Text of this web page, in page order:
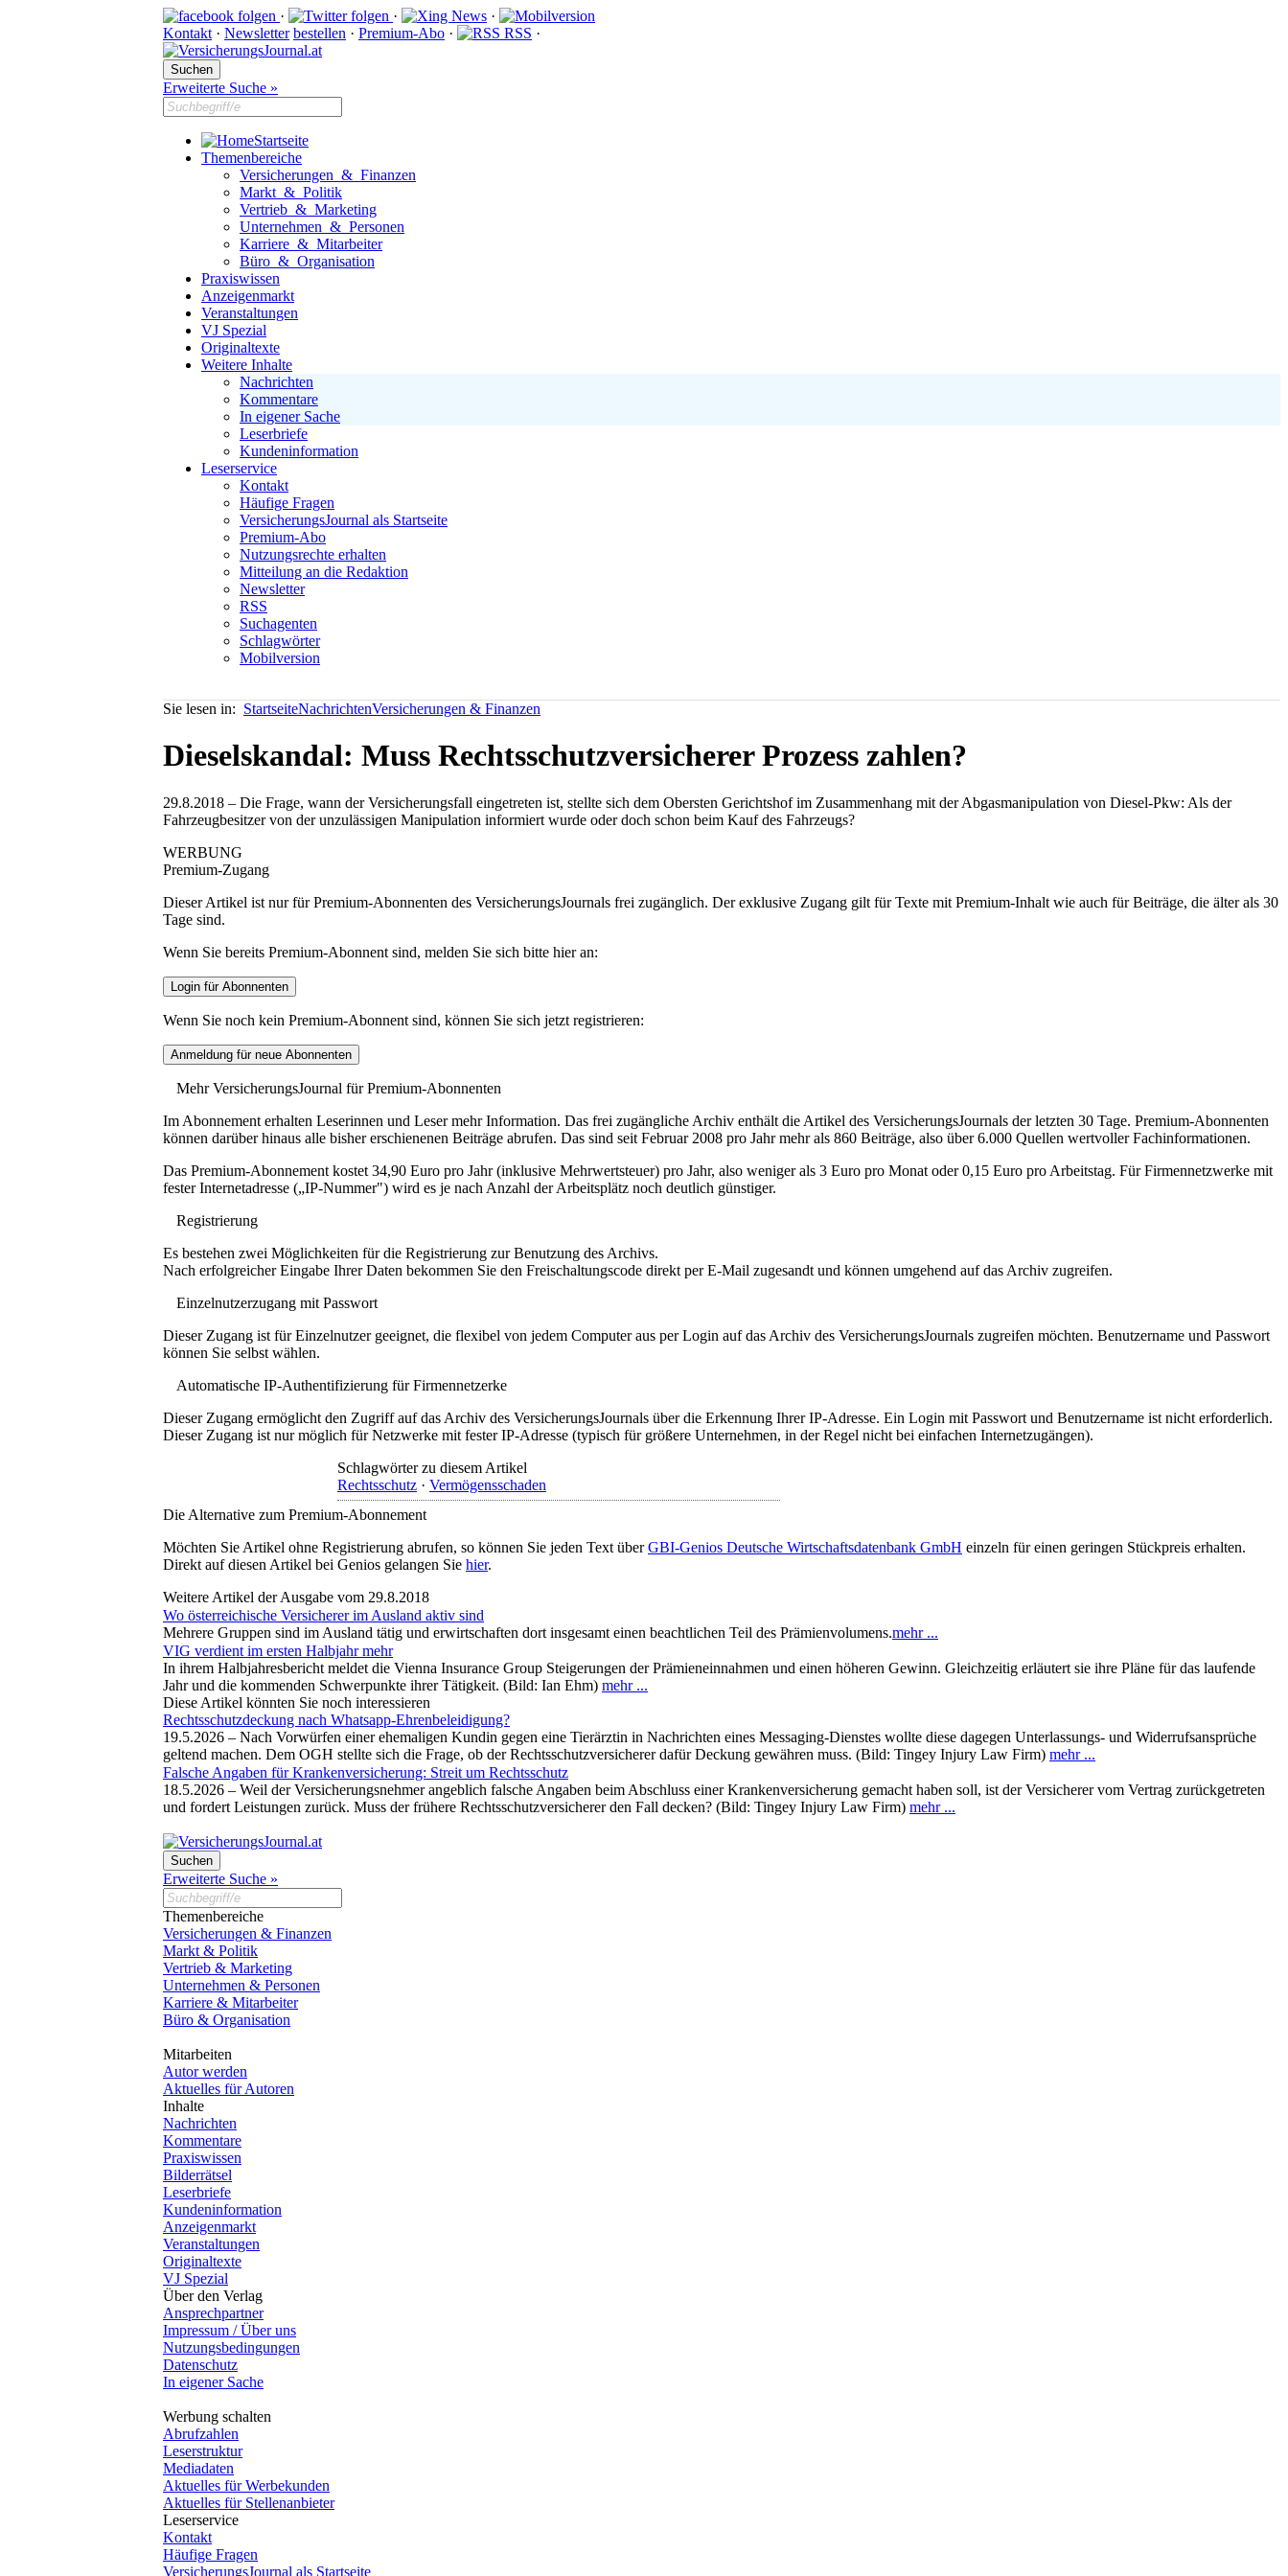
· ·
·
Kontakt · Newsletter bestellen · Premium-Abo · RSS ·
Erweiterte Suche »
Startseite
Themenbereiche
Versicherungen & Finanzen
Markt & Politik
Vertrieb & Marketing
Unternehmen & Personen
Karriere & Mitarbeiter
Büro & Organisation
Praxiswissen
Anzeigenmarkt
Veranstaltungen
VJ Spezial
Originaltexte
Weitere Inhalte
Nachrichten
Kommentare
In eigener Sache
Leserbriefe
Kundeninformation
Leserservice
Kontakt
Häufige Fragen
VersicherungsJournal als Startseite
Premium-Abo
Nutzungsrechte erhalten
Mitteilung an die Redaktion
Newsletter
RSS
Suchagenten
Schlagwörter
Mobilversion
Sie lesen in: StartseiteNachrichtenVersicherungen & Finanzen
Dieselskandal: Muss Rechtsschutzversicherer Prozess zahlen?
29.8.2018 – Die Frage, wann der Versicherungsfall eingetreten ist, stellte sich dem Obersten Gerichtshof im Zusammenhang mit der Abgasmanipulation von Diesel-Pkw: Als der
Fahrzeugbesitzer von der unzulässigen Manipulation informiert wurde oder doch schon beim Kauf des Fahrzeugs?
WERBUNG
Premium-Zugang
Dieser Artikel ist nur für Premium-Abonnenten des VersicherungsJournals frei zugänglich. Der exklusive Zugang gilt für Texte mit Premium-Inhalt wie auch für Beiträge, die älter als 30
Tage sind.
Wenn Sie bereits Premium-Abonnent sind, melden Sie sich bitte hier an:
Wenn Sie noch kein Premium-Abonnent sind, können Sie sich jetzt registrieren:
Mehr VersicherungsJournal für Premium-Abonnenten
Im Abonnement erhalten Leserinnen und Leser mehr Information. Das frei zugängliche Archiv enthält die Artikel des VersicherungsJournals der letzten 30 Tage. Premium-Abonnenten
können darüber hinaus alle bisher erschienenen Beiträge abrufen. Das sind seit Februar 2008 pro Jahr mehr als 860 Beiträge, also über 6.000 Quellen wertvoller Fachinformationen.
Das Premium-Abonnement kostet 34,90 Euro pro Jahr (inklusive Mehrwertsteuer) pro Jahr, also weniger als 3 Euro pro Monat oder 0,15 Euro pro Arbeitstag. Für Firmennetzwerke mit
fester Internetadresse („IP-Nummer") wird es je nach Anzahl der Arbeitsplätz noch deutlich günstiger.
Registrierung
Es bestehen zwei Möglichkeiten für die Registrierung zur Benutzung des Archivs.
Nach erfolgreicher Eingabe Ihrer Daten bekommen Sie den Freischaltungscode direkt per E-Mail zugesandt und können umgehend auf das Archiv zugreifen.
Einzelnutzerzugang mit Passwort
Dieser Zugang ist für Einzelnutzer geeignet, die flexibel von jedem Computer aus per Login auf das Archiv des VersicherungsJournals zugreifen möchten. Benutzername und Passwort
können Sie selbst wählen.
Automatische IP-Authentifizierung für Firmennetzerke
Dieser Zugang ermöglicht den Zugriff auf das Archiv des VersicherungsJournals über die Erkennung Ihrer IP-Adresse. Ein Login mit Passwort und Benutzername ist nicht erforderlich.
Dieser Zugang ist nur möglich für Netzwerke mit fester IP-Adresse (typisch für größere Unternehmen, in der Regel nicht bei einfachen Internetzugängen).
Schlagwörter zu diesem Artikel
Rechtsschutz · Vermögensschaden
Die Alternative zum Premium-Abonnement
Möchten Sie Artikel ohne Registrierung abrufen, so können Sie jeden Text überGBI-Genios Deutsche Wirtschaftsdatenbank GmbH einzeln für einen geringen Stückpreis erhalten.
Direkt auf diesen Artikel bei Genios gelangen Sie hier.
Weitere Artikel der Ausgabe vom 29.8.2018
Wo österreichische Versicherer im Ausland aktiv sind
Mehrere Gruppen sind im Ausland tätig und erwirtschaften dort insgesamt einen beachtlichen Teil des Prämienvolumens.mehr ...
VIG verdient im ersten Halbjahr mehr
In ihrem Halbjahresbericht meldet die Vienna Insurance Group Steigerungen der Prämieneinnahmen und einen höheren Gewinn. Gleichzeitig erläutert sie ihre Pläne für das laufende
Jahr und die kommenden Schwerpunkte ihrer Tätigkeit. (Bild: Ian Ehm) mehr ...
Diese Artikel könnten Sie noch interessieren
Rechtsschutzdeckung nach Whatsapp-Ehrenbeleidigung?
19.5.2026 – Nach Vorwürfen einer ehemaligen Kundin gegen eine Tierärztin in Nachrichten eines Messaging-Dienstes wollte diese dagegen Unterlassungs- und Widerrufsansprüche
geltend machen. Dem OGH stellte sich die Frage, ob der Rechtsschutzversicherer dafür Deckung gewähren muss. (Bild: Tingey Injury Law Firm) mehr ...
Falsche Angaben für Krankenversicherung: Streit um Rechtsschutz
18.5.2026 – Weil der Versicherungsnehmer angeblich falsche Angaben beim Abschluss einer Krankenversicherung gemacht haben soll, ist der Versicherer vom Vertrag zurückgetreten
und fordert Leistungen zurück. Muss der frühere Rechtsschutzversicherer den Fall decken? (Bild: Tingey Injury Law Firm) mehr ...
Erweiterte Suche »
Themenbereiche
Versicherungen & Finanzen
Markt & Politik
Vertrieb & Marketing
Unternehmen & Personen
Karriere & Mitarbeiter
Büro & Organisation
Mitarbeiten
Autor werden
Aktuelles für Autoren
Inhalte
Nachrichten
Kommentare
Praxiswissen
Bilderrätsel
Leserbriefe
Kundeninformation
Anzeigenmarkt
Veranstaltungen
Originaltexte
VJ Spezial
Über den Verlag
Ansprechpartner
Impressum / Über uns
Nutzungsbedingungen
Datenschutz
In eigener Sache
Werbung schalten
Abrufzahlen
Leserstruktur
Mediadaten
Aktuelles für Werbekunden
Aktuelles für Stellenanbieter
Leserservice
Kontakt
Häufige Fragen
VersicherungsJournal als Startseite